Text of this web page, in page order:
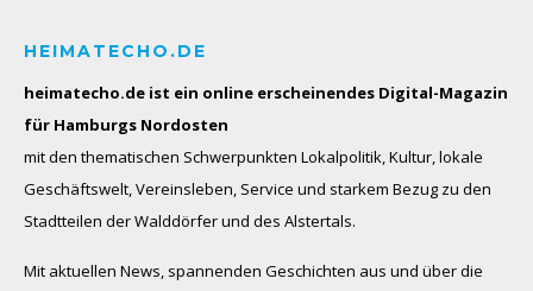
HEIMATECHO.DE
heimatecho.de ist ein online erscheinendes Digital-Magazin
für Hamburgs Nordosten
mit den thematischen Schwerpunkten Lokalpolitik, Kultur, lokale
Geschäftswelt, Vereinsleben, Service und starkem Bezug zu den
Stadtteilen der Walddörfer und des Alstertals.
Mit aktuellen News, spannenden Geschichten aus und über die